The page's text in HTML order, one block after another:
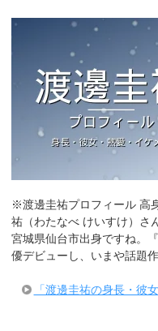
※渡邊圭祐プロフィール 高
祐（わたなべ けいすけ）さ
宮城県仙台市出身ですね。
優デビューし、いまや話題
「渡邊圭祐の身長・彼